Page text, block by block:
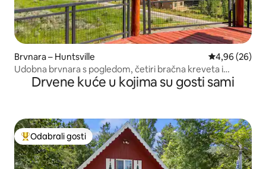
Brvnara – Huntsville Prosječna
4,96 (26)
Udobna brvnara s pogledom, četiri bračna kreveta i
masažnom kadom!
Drvene kuće u kojima su gosti sami
Među najviše rangiranima s oznakom „Odabrali gosti”
Odabrali gosti